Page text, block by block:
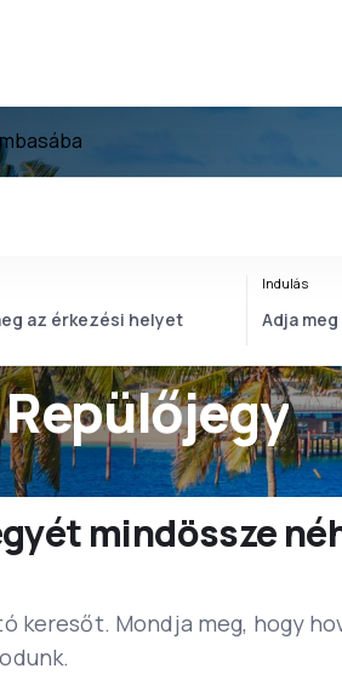
Indulás
mindössze
keresőt. Mondja meg, hogy